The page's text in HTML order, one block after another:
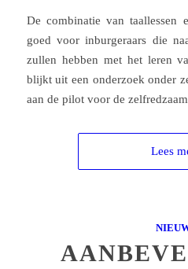
De combinatie van taallessen
goed voor inburgeraars die
zullen hebben met het leren
blijkt uit een onderzoek onder
aan de pilot voor de
Lees